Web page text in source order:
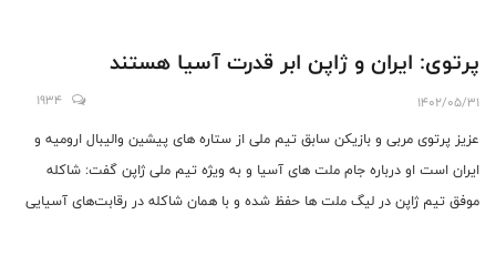
پرتوی: ایران و ژاپن ابر قدرت آسیا هستند
1402/05/31
1934
عزیز پرتوی مربی و بازیکن سابق تیم ملی از ستاره های پیشین والیبال ارومیه و
ایران است او درباره جام ملت های آسیا و به ویژه تیم ملی ژاپن گفت: شاکله
موفق تیم ژاپن در لیگ ملت ها حفظ شده و با همان شاکله در رقابت‌های آسیایی